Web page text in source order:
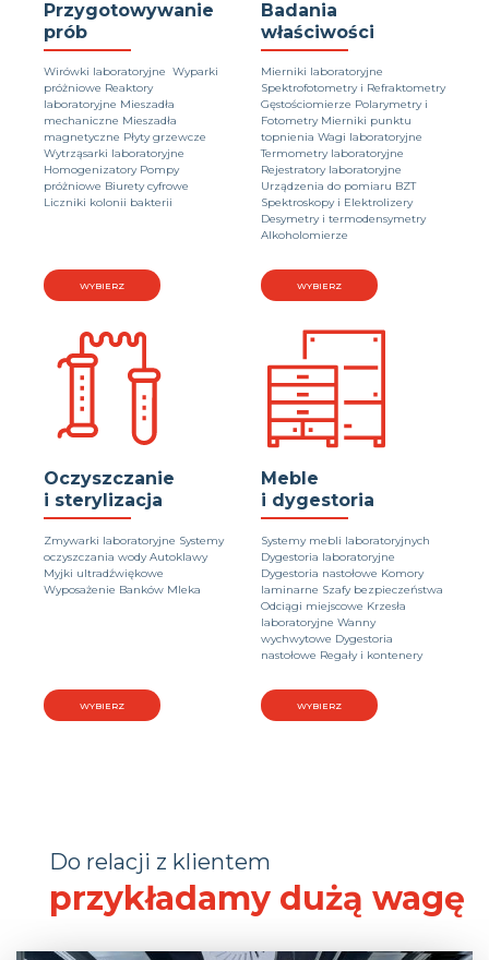
Przygotowywanie
prób
Wirówki laboratoryjne Wyparki
próżniowe Reaktory
laboratoryjne Mieszadła
mechaniczne Mieszadła
magnetyczne Płyty grzewcze
Wytrząsarki laboratoryjne
Homogenizatory Pompy
próżniowe Biurety cyfrowe
Liczniki kolonii bakterii
WYBIERZ
Badania
właściwości
Mierniki laboratoryjne
Spektrofotometry i Refraktometry
Gęstościomierze Polarymetry i
Fotometry Mierniki punktu
topnienia Wagi laboratoryjne
Termometry laboratoryjne
Rejestratory laboratoryjne
Urządzenia do pomiaru BZT
Spektroskopy i Elektrolizery
Desymetry i termodensymetry
Alkoholomierze
WYBIERZ
Oczyszczanie
i sterylizacja
Zmywarki laboratoryjne Systemy
oczyszczania wody Autoklawy
Myjki ultradźwiękowe
Wyposażenie Banków Mleka
WYBIERZ
Meble
i dygestoria
Systemy mebli laboratoryjnych
Dygestoria laboratoryjne
Dygestoria nastołowe Komory
laminarne Szafy bezpieczeństwa
Odciągi miejscowe Krzesła
laboratoryjne Wanny
wychwytowe Dygestoria
nastołowe Regały i kontenery
WYBIERZ
Do relacji z klientem
przykładamy dużą wagę